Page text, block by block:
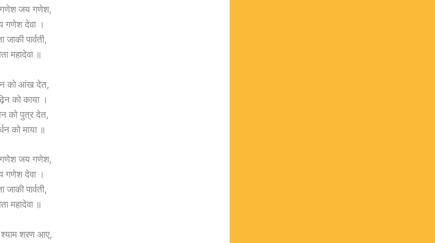
जय गणेश,
गणेश देवा ।
जाकी पार्वती,
महादेवा ॥
को आंख देत,
को काया ।
को पुत्र देत,
को माया ॥
जय गणेश,
गणेश देवा ।
जाकी पार्वती,
महादेवा ॥
श्याम शरण आए,